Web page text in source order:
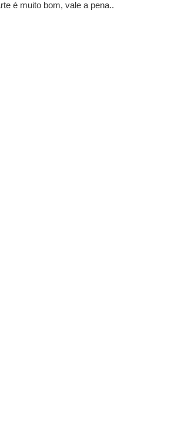
é muito bom, vale a pena..